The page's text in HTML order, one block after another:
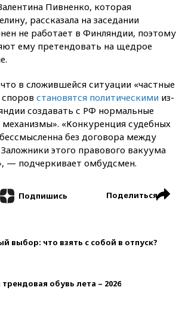
Пивненко, которая
рассказала на заседании
не работает в Финляндии, поэтому
ему претендовать на щедрое
в сложившейся ситуации «частные
становятся политическими из-
создавать с РФ нормальные
«Конкуренция судебных
без договора между
этого правового вакуума
— подчеркивает омбудсмен.
Подпишись Поделиться
выбор: что взять с собой в отпуск?
обувь лета – 2026